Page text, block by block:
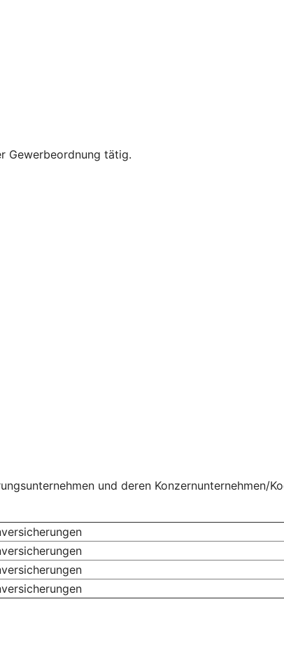
Gewerbeordnung tätig.
und deren Konzernunternehmen/